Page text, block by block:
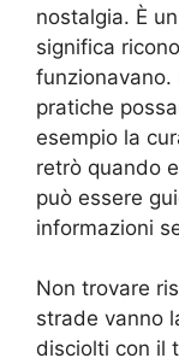
nostalgia. È
significa
pratiche
esempio la
retrò quando
può essere
informazioni
Non trovare
strade vanno
disciolti con il